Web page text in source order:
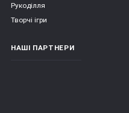
Рукоділля
Творчі ігри
НАШІ ПАРТНЕРИ